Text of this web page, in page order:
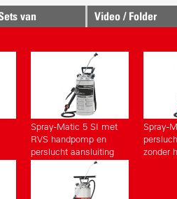
van
Video / Folder
Spray-Matic 5 SI met
RVS handpomp en
perslucht aansluiting
Spray-
zonder